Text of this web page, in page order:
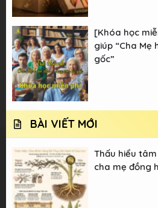
[Khóa học
giúp “Cha Mẹ
gốc”
BÀI VIẾT MỚI
Thấu hiểu
cha mẹ đồng